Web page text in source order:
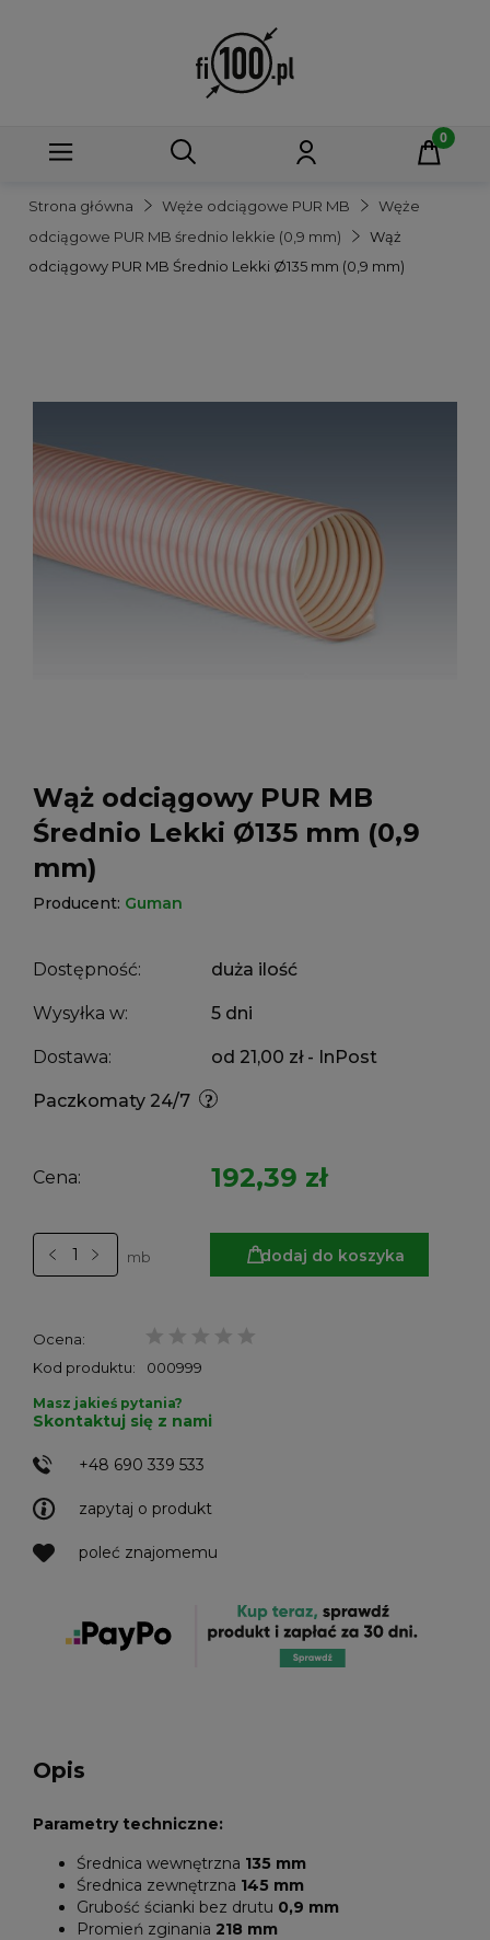
Strona główna Węże odciągowe PUR MB
Węże
odciągowe PUR MB średnio lekkie (0,9 mm)
Wąż
odciągowy PUR MB Średnio Lekki Ø135 mm (0,9 mm)
Wąż odciągowy PUR MB
Średnio Lekki Ø135 mm (0,9
mm)
Producent: Guman
Dostępność: duża ilość
Wysyłka w: 5 dni
Dostawa: od 21,00 zł - InPost
Paczkomaty 24/7
Cena: 192,39 zł
mb dodaj do koszyka
Ocena:
Kod produktu:
000999
zapytaj o produkt
poleć znajomemu
Masz jakieś pytania?
Skontaktuj się z nami
+48 690 339 533
Opis
Parametry techniczne:
Średnica wewnętrzna 135 mm
Średnica zewnętrzna 145 mm
Grubość ścianki bez drutu 0,9 mm
Promień zginania 218 mm